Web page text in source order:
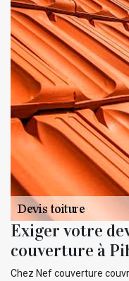
Exiger votre
couverture à
Chez Nef couverture